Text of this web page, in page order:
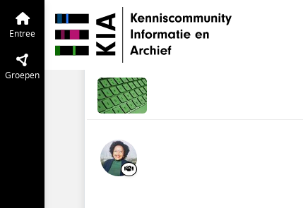
Entree
Groepen
KIA Kennisbank Entree
Samen Slimmer |
sep 2024